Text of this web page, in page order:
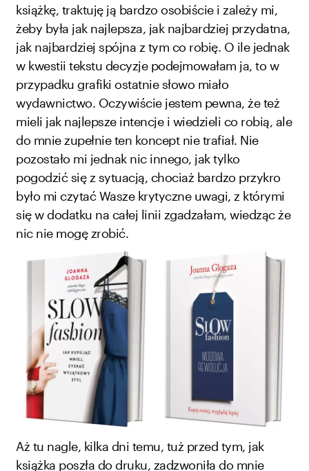
książkę, traktuję ją bardzo osobiście i zależy mi,
żeby była jak najlepsza, jak najbardziej przydatna,
jak najbardziej spójna z tym co robię. O ile jednak
w kwestii tekstu decyzje podejmowałam ja, to w
przypadku grafiki ostatnie słowo miało
wydawnictwo. Oczywiście jestem pewna, że też
mieli jak najlepsze intencje i wiedzieli co robią, ale
do mnie zupełnie ten koncept nie trafiał. Nie
pozostało mi jednak nic innego, jak tylko
pogodzić się z sytuacją, chociaż bardzo przykro
było mi czytać Wasze krytyczne uwagi, z którymi
się w dodatku na całej linii zgadzałam, wiedząc że
nic nie mogę zrobić.
Aż tu nagle, kilka dni temu, tuż przed tym, jak
książka poszła do druku, zadzwoniła do mnie